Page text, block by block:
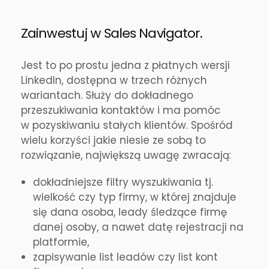
Zainwestuj w Sales Navigator.
Jest to po prostu jedna z płatnych wersji
LinkedIn, dostępna w trzech różnych
wariantach. Służy do dokładnego
przeszukiwania kontaktów i ma pomóc
w pozyskiwaniu stałych klientów. Spośród
wielu korzyści jakie niesie ze sobą to
rozwiązanie, największą uwagę zwracają:
dokładniejsze filtry wyszukiwania tj.
wielkość czy typ firmy, w której znajduje
się dana osoba, leady śledzące firmę
danej osoby, a nawet datę rejestracji na
platformie,
zapisywanie list leadów czy list kont